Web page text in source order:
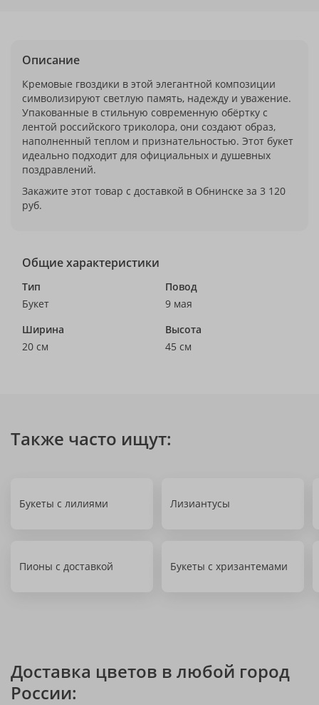
Описание
Кремовые гвоздики в этой элегантной композиции
символизируют светлую память, надежду и уважение.
Упакованные в стильную современную обёртку с
лентой российского триколора, они создают образ,
наполненный теплом и признательностью. Этот букет
идеально подходит для официальных и душевных
поздравлений.
Закажите этот товар с доставкой в Обнинске за 3 120
руб.
Общие характеристики
Тип
Букет
Повод
9 мая
Ширина
20 см
Высота
45 см
Также часто ищут:
Букеты с лилиями Лизиантусы
Пионы с доставкой Букеты с хризантемами
Доставка цветов в любой город
России: